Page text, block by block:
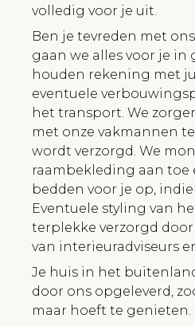
volledig voor je uit.
Ben je tevreden met
gaan we alles voor je in
houden rekening met
eventuele
het transport. We
met onze vakmannen
wordt verzorgd. We
raambekleding aan toe
bedden voor je op,
Eventuele styling van
terplekke verzorgd
van interieuradviseurs
Je huis in het
door ons opgeleverd,
maar hoeft te genieten.